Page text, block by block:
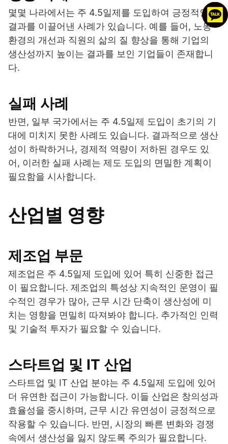
몇몇 나라에서는 주 4.5일제를 도입하여 긍정적인
결과를 이끌어낸 사례가 있습니다. 예를 들어, 노동
환경의 개선과 직원의 삶의 질 향상을 통해 기업의
생산성까지 높이는 결과를 보인 기업들이 존재합니
다.
실패 사례
반면, 일부 국가에서는 주 4.5일제 도입이 초기의 기
대에 미치지 못한 사례도 있습니다. 결과적으로 생산
성이 하락하거나, 경제적 역량이 저하된 경우도 있
어, 이러한 실패 사례는 제도 도입의 면밀한 계획이
필요함을 시사합니다.
산업별 영향
제조업 부문
제조업은 주 4.5일제 도입에 있어 특히 신중한 접근
이 필요합니다. 제조업의 특성상 지속적인 운영이 필
수적인 경우가 많아, 근무 시간 단축이 생산성에 미
치는 영향을 면밀히 따져봐야 합니다. 추가적인 인력
및 기술적 투자가 필요할 수 있습니다.
스타트업 및 IT 산업
스타트업 및 IT 산업 분야는 주 4.5일제 도입에 있어
더 유연한 접근이 가능합니다. 이들 산업은 창의성과
효율성을 중시하며, 근무 시간 유연성이 긍정적으로
작용할 수 있습니다. 반면, 시장의 빠른 변화와 경쟁
속에서 생산성을 잃지 않도록 주의가 필요합니다.